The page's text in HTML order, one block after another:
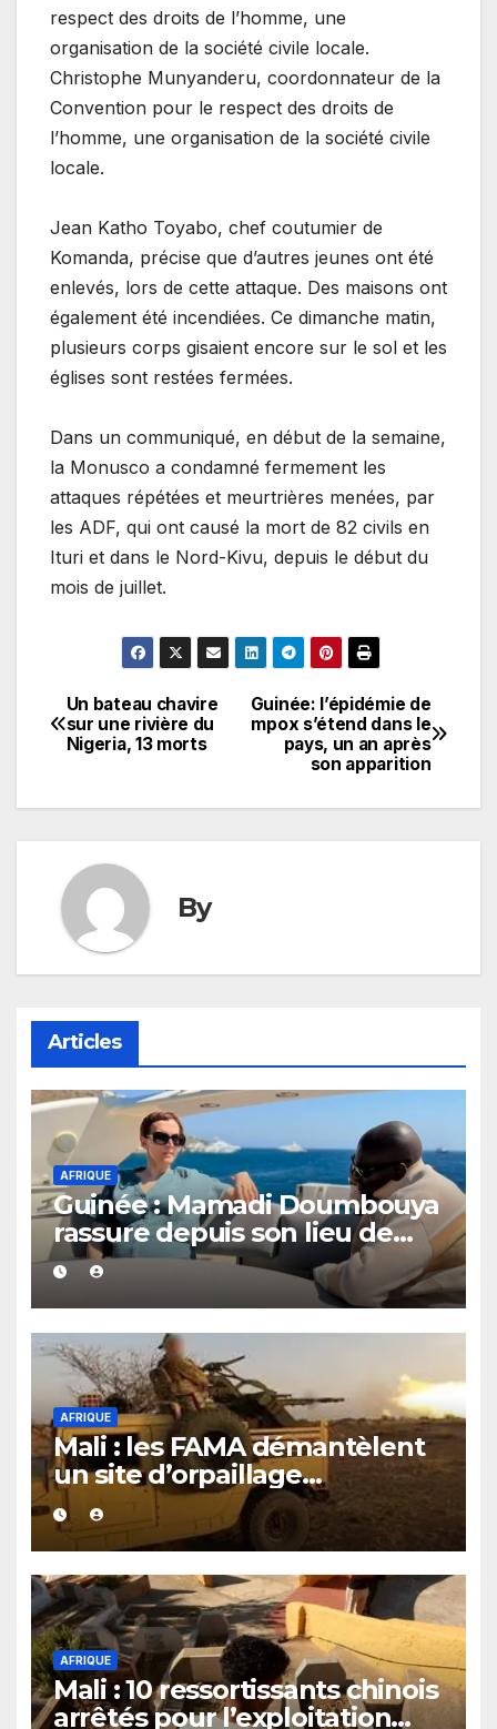
respect des droits de l’homme, une
organisation de la société civile locale.
Christophe Munyanderu, coordonnateur de la
Convention pour le respect des droits de
l’homme, une organisation de la société civile
locale.
Jean Katho Toyabo, chef coutumier de
Komanda, précise que d’autres jeunes ont été
enlevés, lors de cette attaque. Des maisons ont
également été incendiées. Ce dimanche matin,
plusieurs corps gisaient encore sur le sol et les
églises sont restées fermées.
Dans un communiqué, en début de la semaine,
la Monusco a condamné fermement les
attaques répétées et meurtrières menées, par
les ADF, qui ont causé la mort de 82 civils en
Ituri et dans le Nord-Kivu, depuis le début du
mois de juillet.
Navigation
de
l’article
Guinée: l’épidémie de
mpox s’étend dans le
pays, un an après
son apparition
Un bateau chavire
sur une rivière du
Nigeria, 13 morts
By
Articles
AFRIQUE
Guinée : Mamadi Doumbouya
rassure depuis son lieu de
vacances
AFRIQUE
Mali : les FAMA démantèlent
un site d’orpaillage
clandestin soupçonné d’être
exploité par le JNIM et le FLA
AFRIQUE
Mali : 10 ressortissants chinois
arrêtés pour l’exploitation